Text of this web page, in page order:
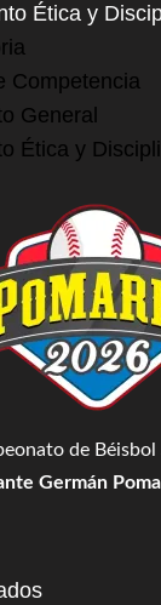
Ética y
Competencia
General
Ética y
de Béisbol
Germán